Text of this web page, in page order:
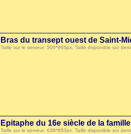
Bras du transept ouest de Saint-
Taille sur le serveur: 500*965px. Taille disponible sur
Epitaphe du 16e siècle de la
Taille sur le serveur: 638*850px. Taille disponible sur